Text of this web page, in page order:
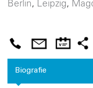
Berlin Leipzig
Biografie